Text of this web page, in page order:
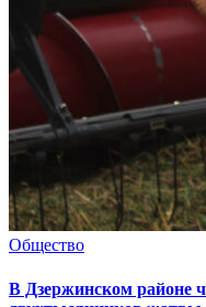
Общество
В Дзержинском районе